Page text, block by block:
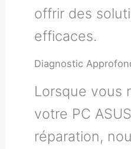
offrir des
efficaces.
Diagnostic
Lorsque vous
votre PC
réparation,